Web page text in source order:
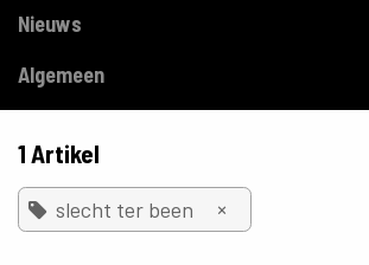
Nieuws
Algemeen
1 Artikel
slecht ter been ×